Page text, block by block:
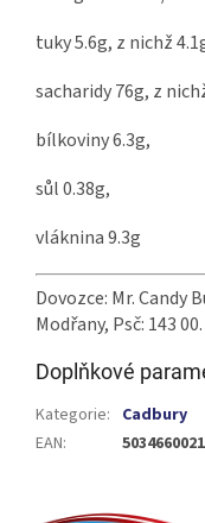
tuky 5.6g, z nichž
sacharidy 76g, z
bílkoviny 6.3g,
sůl 0.38g,
vláknina 9.3g
Dovozce: Mr. Candy
Modřany, Psč: 143
Doplňkové
Kategorie: Cadbury
EAN: